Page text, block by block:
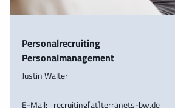
Personalrecruiting
Personalmanagement
Justin Walter
E-Mail: recruiting[at]terranets-bw.de